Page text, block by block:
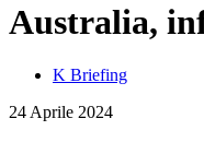
Australia,
K Briefing
24 Aprile 2024